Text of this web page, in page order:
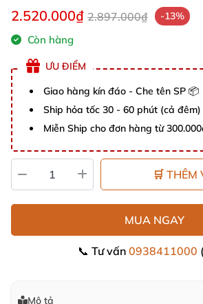
2.520.000₫ 2.897.000₫ -13%
Còn hàng
ƯU ĐIỂM
Giao hàng kín đáo - Che tên SP 📦
Ship hỏa tốc 30 - 60 phút (cả đêm)
Miễn Ship cho đơn hàng từ
🛒 THÊM
MUA NGAY
📞 Tư vấn 0938411000
Mô tả